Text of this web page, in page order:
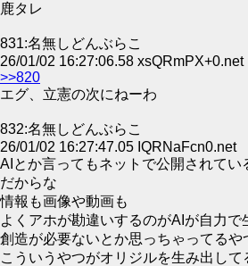
鹿タレ
831:名無しどんぶらこ
26/01/02 16:27:06.58 xsQRmPX+0.net
>>820
エグ、立憲の次にねーわ
832:名無しどんぶらこ
26/01/02 16:27:47.05 IQRNaFcn0.net
AIとか言ってもネットで公開されてい
だからな
情報も画像や動画も
よくアホが勘違いするのがAIが自力
創造が必要ないとか思っちゃってるや
こういうやつがオリジルを生み出して